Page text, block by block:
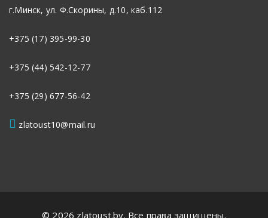
г.Минск, ул. Ф.Скорины, д.10, каб.112
+375 (17) 395-99-30
+375 (44) 542-12-77
+375 (29) 677-56-42
zlatoust10@mail.ru
© 2026 zlatoust.by. Все права защищены.